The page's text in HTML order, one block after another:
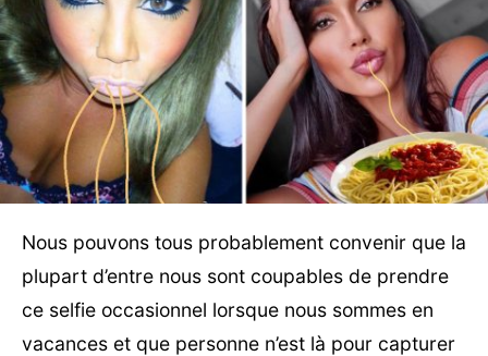
Nous pouvons tous probablement convenir que la
plupart d’entre nous sont coupables de prendre
ce selfie occasionnel lorsque nous sommes en
vacances et que personne n’est là pour capturer